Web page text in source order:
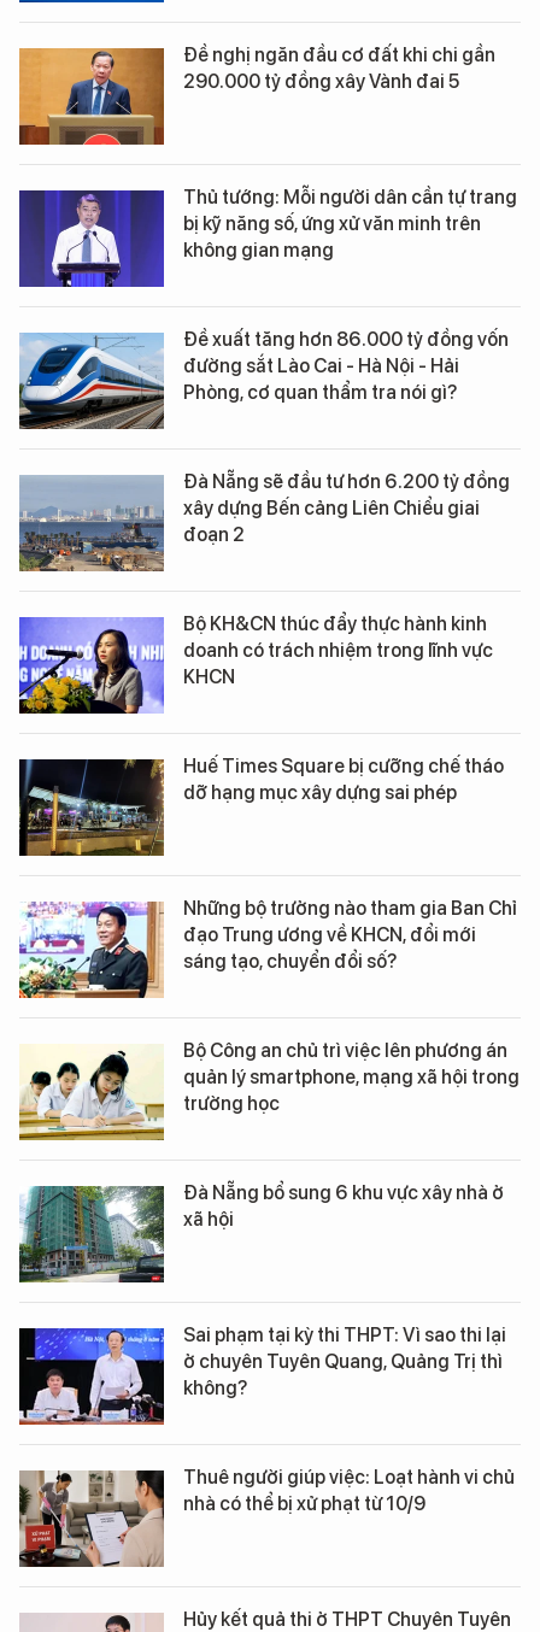
Đề nghị ngăn đầu cơ đất khi chi gần
290.000 tỷ đồng xây Vành đai 5
Thủ tướng: Mỗi người dân cần tự trang
bị kỹ năng số, ứng xử văn minh trên
không gian mạng
Đề xuất tăng hơn 86.000 tỷ đồng vốn
đường sắt Lào Cai - Hà Nội - Hải
Phòng, cơ quan thẩm tra nói gì?
Đà Nẵng sẽ đầu tư hơn 6.200 tỷ đồng
xây dựng Bến cảng Liên Chiểu giai
đoạn 2
Bộ KH&CN thúc đẩy thực hành kinh
doanh có trách nhiệm trong lĩnh vực
KHCN
Huế Times Square bị cưỡng chế tháo
dỡ hạng mục xây dựng sai phép
Những bộ trưởng nào tham gia Ban Chỉ
đạo Trung ương về KHCN, đổi mới
sáng tạo, chuyển đổi số?
Bộ Công an chủ trì việc lên phương án
quản lý smartphone, mạng xã hội trong
trường học
Đà Nẵng bổ sung 6 khu vực xây nhà ở
xã hội
Sai phạm tại kỳ thi THPT: Vì sao thi lại
ở chuyên Tuyên Quang, Quảng Trị thì
không?
Thuê người giúp việc: Loạt hành vi chủ
nhà có thể bị xử phạt từ 10/9
Hủy kết quả thi ở THPT Chuyên Tuyên